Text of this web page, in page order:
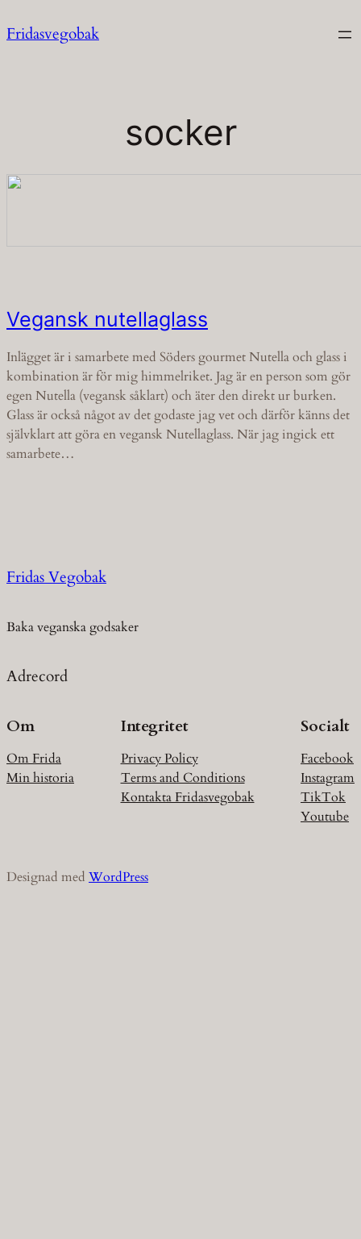
till
Fridasvegobak
socker
Vegansk nutellaglass
Inlägget är i samarbete med Söders gourmet Nutella och glass i
kombination är för mig himmelriket. Jag är en person som gör
egen Nutella (vegansk såklart) och äter den direkt ur burken.
Glass är också något av det godaste jag vet och därför känns det
självklart att göra en vegansk Nutellaglass. När jag ingick ett
samarbete…
Fridas Vegobak
Baka veganska godsaker
Adrecord
Om
Om Frida
Min historia
Integritet
Privacy Policy
Terms and Conditions
Kontakta Fridasvegobak
Socialt
Facebook
Instagram
TikTok
Youtube
Designad med WordPress